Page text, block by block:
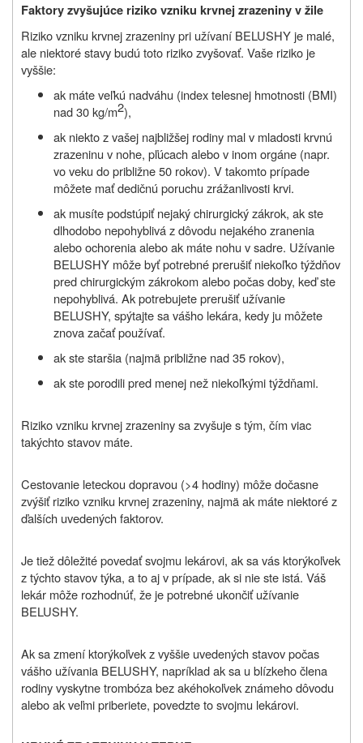
Faktory zvyšujúce riziko vzniku krvnej zrazeniny v žile
Riziko vzniku krvnej zrazeniny pri užívaní BELUSHYje malé,
ale niektoré stavy budú toto riziko zvyšovať. Vaše riziko je
vyššie:
ak máte veľkú nadváhu (index telesnej hmotnosti (BMI)
nad 30 kg/m2),
ak niekto z vašej najbližšej rodiny mal v mladosti krvnú
zrazeninu v nohe, pľúcach alebo v inom orgáne (napr.
vo veku do približne 50 rokov). V takomto prípade
môžete mať dedičnú poruchu zrážanlivosti krvi.
ak musíte podstúpiť nejaký chirurgický zákrok, ak ste
dlhodobo nepohyblivá z dôvodu nejakého zranenia
alebo ochorenia alebo ak máte nohu v sadre. Užívanie
BELUSHY môže byť potrebné prerušiť niekoľko týždňov
pred chirurgickým zákrokom alebo počas doby, keď ste
nepohyblivá. Ak potrebujete prerušiť užívanie
BELUSHY, spýtajte sa vášho lekára, kedy ju môžete
znova začať používať.
ak ste staršia (najmä približne nad 35 rokov),
ak ste porodili pred menej než niekoľkými týždňami.
Riziko vzniku krvnej zrazeniny sa zvyšuje s tým, čím viac
takýchto stavov máte.
Cestovanie leteckou dopravou (>4 hodiny) môže dočasne
zvýšiť riziko vzniku krvnej zrazeniny, najmä ak máte niektoré z
ďalších uvedených faktorov.
Je tiež dôležité povedať svojmu lekárovi, ak sa vás ktorýkoľvek
z týchto stavov týka, a to aj v prípade, ak si nie ste istá. Váš
lekár môže rozhodnúť, že je potrebné ukončiť užívanie
BELUSHY.
Ak sa zmení ktorýkoľvek z vyššie uvedených stavov počas
vášho užívania BELUSHY, napríklad ak sa u blízkeho člena
rodiny vyskytne trombóza bez akéhokoľvek známeho dôvodu
alebo ak veľmi priberiete, povedzte to svojmu lekárovi.